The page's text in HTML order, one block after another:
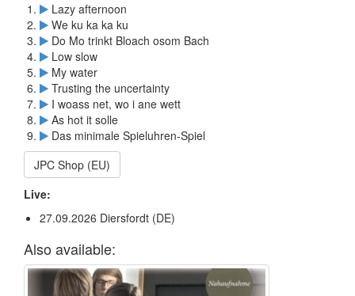
Lazy afternoon
We ku ka ka ku
Do Mo trinkt Bloach osom Bach
Low slow
My water
Trusting the uncertainty
I woass net, wo i ane wett
As hot it solle
Das minimale Spieluhren-Spiel
JPC Shop (EU)
Live:
27.09.2026 Diersfordt (DE)
Also available: